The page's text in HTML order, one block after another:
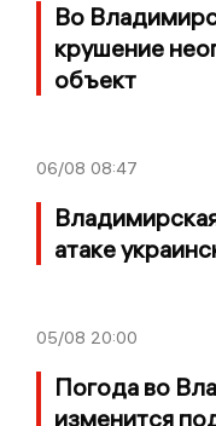
Во
крушение
объект
06/08 08:47
атаке
05/08 20:00
Погода во
изменится